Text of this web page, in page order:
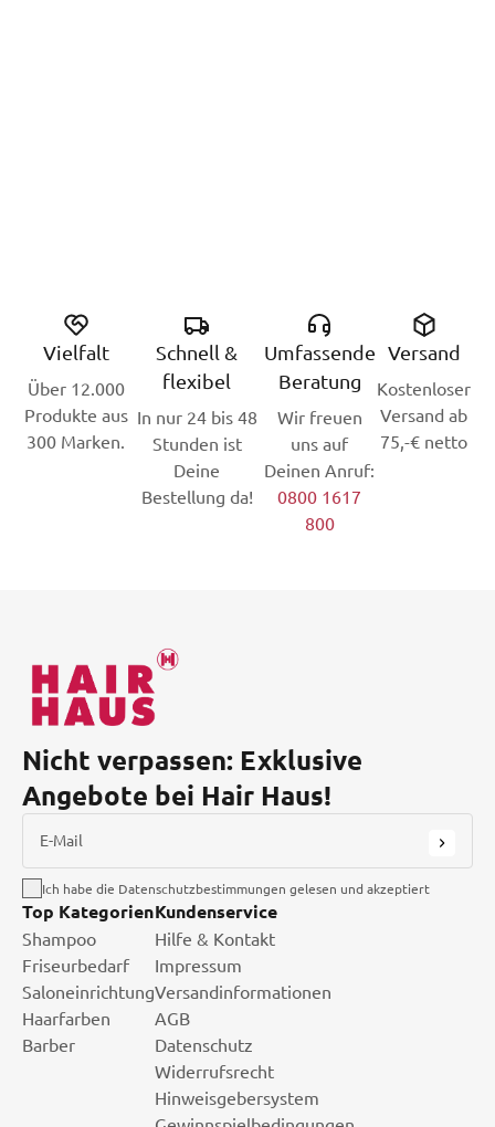
Vielfalt
Über 12.000
Produkte aus
300 Marken.
Schnell &
flexibel
In nur 24 bis 48
Stunden ist
Deine
Bestellung da!
Umfassende
Beratung
Wir freuen
uns auf
Deinen Anruf:
0800 1617
800
Versand
Kostenloser
Versand ab
75,-€ netto
Nicht verpassen: Exklusive
Angebote bei Hair Haus!
E-Mail
Ich habe die Datenschutzbestimmungen gelesen und akzeptiert
Top Kategorien
Shampoo
Friseurbedarf
Saloneinrichtung
Haarfarben
Barber
Kundenservice
Hilfe & Kontakt
Impressum
Versandinformationen
AGB
Datenschutz
Widerrufsrecht
Hinweisgebersystem